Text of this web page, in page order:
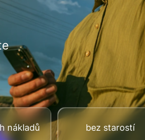
nákladů bez starostí